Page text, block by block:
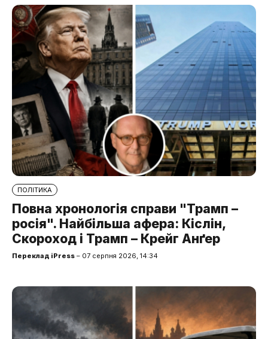
ПОЛІТИКА
Повна хронологія справи "Трамп –
росія". Найбільша афера: Кіслін,
Скороход і Трамп – Крейг Анґер
Переклад iPress – 07 серпня 2026, 14:34